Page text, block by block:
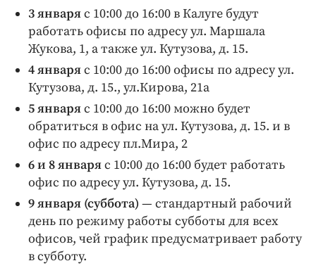
Клиника года
Бренд года
Работодатель года
3 январяс 10:00 до 16:00 в Калуге будут
работать офисы по адресу ул. Маршала
Жукова, 1, а также ул. Кутузова, д. 15.
4 январяс 10:00 до 16:00 офисы по адресу ул.
Кутузова, д. 15., ул.Кирова, 21а
5 январяс 10:00 до 16:00 можно будет
обратиться в офис на ул. Кутузова, д. 15. и в
офис по адресу пл.Мира, 2
6 и 8 январяс 10:00 до 16:00 будет работать
офис по адресу ул. Кутузова, д. 15.
9 января (суббота) — стандартный рабочий
день по режиму работы субботы для всех
офисов, чей график предусматривает работу
в субботу.